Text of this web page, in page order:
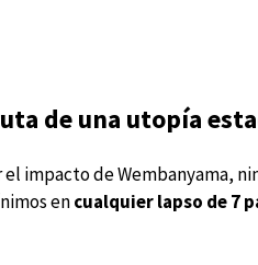
de una utopía
el impacto de Wembanyama,
encualquier lapso de 7